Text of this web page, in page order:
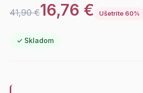
41,90 €16,76 € Ušetríte 60%
✓ Skladom